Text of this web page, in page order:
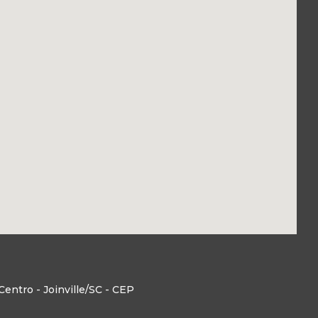
- Joinville/SC - CEP